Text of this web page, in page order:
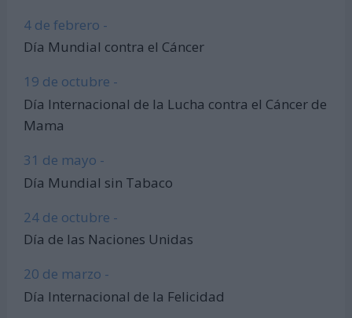
4 de febrero -
Día Mundial contra el Cáncer
19 de octubre -
Día Internacional de la Lucha contra el Cáncer de
Mama
31 de mayo -
Día Mundial sin Tabaco
24 de octubre -
Día de las Naciones Unidas
20 de marzo -
Día Internacional de la Felicidad